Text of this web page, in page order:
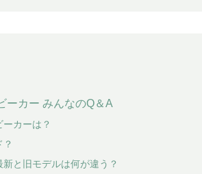
ーカー みんなのQ＆A
カーは？
と旧モデルは何が違う？